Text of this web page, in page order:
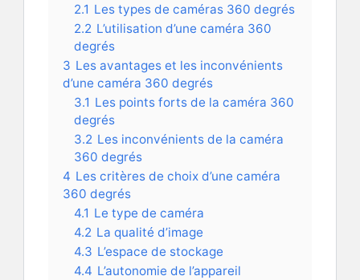
2.1 Les types de caméras 360 degrés
2.2 L’utilisation d’une caméra 360
degrés
3 Les avantages et les inconvénients
d’une caméra 360 degrés
3.1 Les points forts de la caméra 360
degrés
3.2 Les inconvénients de la caméra
360 degrés
4 Les critères de choix d’une caméra
360 degrés
4.1 Le type de caméra
4.2 La qualité d’image
4.3 L’espace de stockage
4.4 L’autonomie de l’appareil